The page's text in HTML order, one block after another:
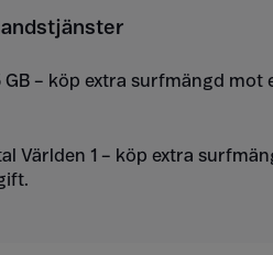
GB – köp extra surfmängd mot
Världen 1 – köp extra